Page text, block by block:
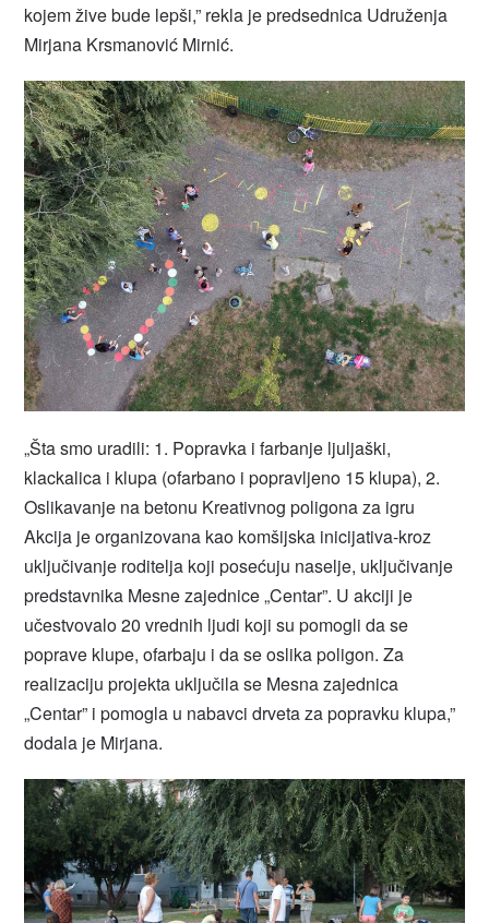
kojem žive bude lepši,” rekla je predsednica Udruženja
Mirjana Krsmanović Mirnić.
„Šta smo uradili: 1. Popravka i farbanje ljuljaški,
klackalica i klupa (ofarbano i popravljeno 15 klupa), 2.
Oslikavanje na betonu Kreativnog poligona za igru
Akcija je organizovana kao komšijska inicijativa-kroz
uključivanje roditelja koji posećuju naselje, uključivanje
predstavnika Mesne zajednice „Centar”. U akciji je
učestvovalo 20 vrednih ljudi koji su pomogli da se
poprave klupe, ofarbaju i da se oslika poligon. Za
realizaciju projekta uključila se Mesna zajednica
„Centar” i pomogla u nabavci drveta za popravku klupa,”
dodala je Mirjana.